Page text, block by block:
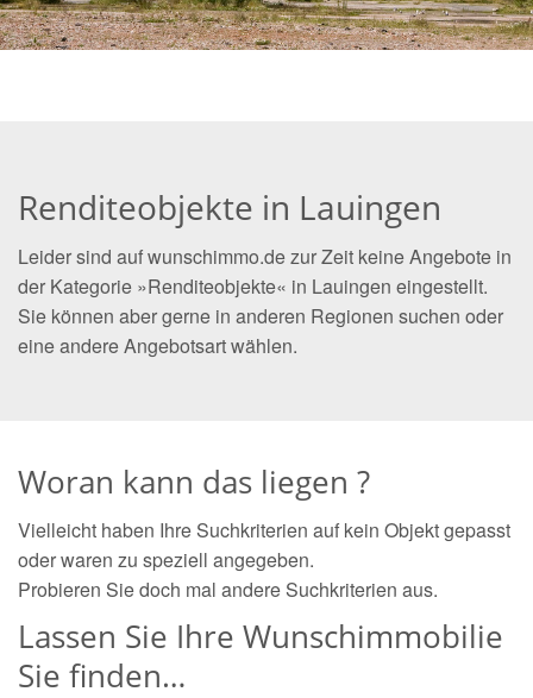
Renditeobjekte in Lauingen
Leider sind auf wunschimmo.de zur Zeit keine Angebote in
der Kategorie »Renditeobjekte« in Lauingen eingestellt.
Sie können aber gerne in anderen Regionen suchen oder
eine andere Angebotsart wählen.
Woran kann das liegen ?
Vielleicht haben Ihre Suchkriterien auf kein Objekt gepasst
oder waren zu speziell angegeben.
Probieren Sie doch mal andere Suchkriterien aus.
Lassen Sie Ihre Wunschimmobilie
Sie finden…